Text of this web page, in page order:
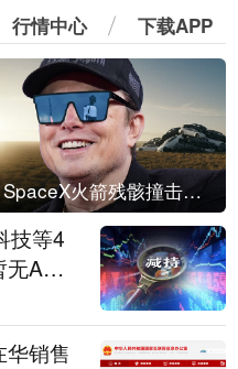
行情中心 下载APP
SpaceX火箭残骸撞击月球
技等4
无A股
销售